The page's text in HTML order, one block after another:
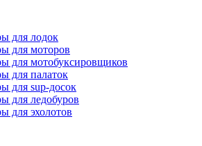
для лодок
для моторов
для мотобуксировщиков
для палаток
для sup-досок
для ледобуров
для эхолотов